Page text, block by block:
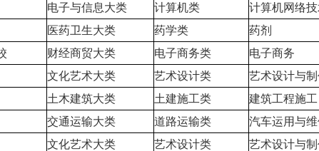
电子与信息大类 计算机类 计算机网络
医药卫生大类 药学类 药剂
财经商贸大类 电子商务类 电子商务
文化艺术大类 艺术设计类 艺术设计与
土木建筑大类 土建施工类 建筑工程施工
交通运输大类 道路运输类 汽车运用与维
文化艺术大类 艺术设计类 艺术设计与